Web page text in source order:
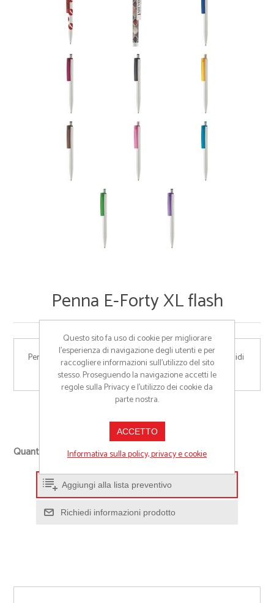
Penna E-Forty XL flash
Penna a sfera a scatto MADE IN ITALY, corpo e clip pieni lucidi
in ABS atossico
Quantità richiesta
+
-
Aggiungi alla lista preventivo
Richiedi informazioni prodotto
Questo sito fa uso di cookie per migliorare
l’esperienza di navigazione degli utenti e per
raccogliere informazioni sull’utilizzo del sito
stesso. Proseguendo la navigazione accetti le
regole sulla Privacy e l'utilizzo dei cookie da
parte nostra.
ACCETTO
Informativa sulla policy, privacy e cookie